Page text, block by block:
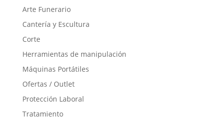
opciones
pueden
elegir
en
página
de
producto
Arte Funerario
Cantería y Escultura
Corte
Herramientas de manipulación
Máquinas Portátiles
Ofertas / Outlet
Protección Laboral
Tratamiento